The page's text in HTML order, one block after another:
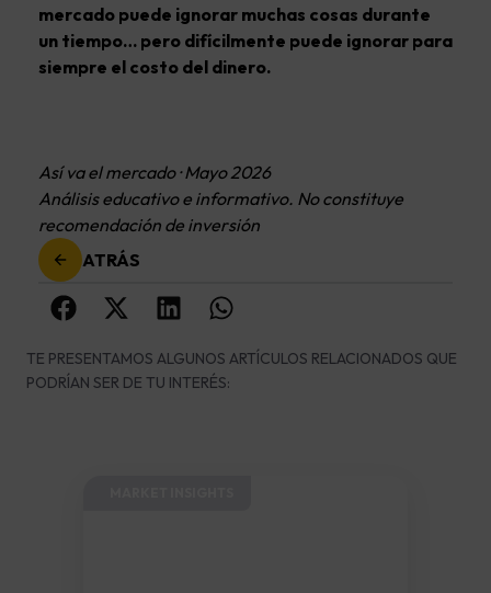
mercado puede ignorar muchas cosas durante
un tiempo… pero difícilmente puede ignorar para
siempre el costo del dinero.
Así va el mercado · Mayo 2026
Análisis educativo e informativo. No constituye
recomendación de inversión
ATRÁS
TE PRESENTAMOS ALGUNOS ARTÍCULOS RELACIONADOS QUE
PODRÍAN SER DE TU INTERÉS: